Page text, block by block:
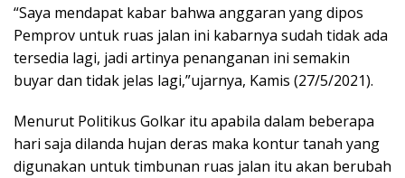
“Saya mendapat kabar bahwa anggaran yang dipos
Pemprov untuk ruas jalan ini kabarnya sudah tidak ada
tersedia lagi, jadi artinya penanganan ini semakin
buyar dan tidak jelas lagi,”ujarnya, Kamis (27/5/2021).
Menurut Politikus Golkar itu apabila dalam beberapa
hari saja dilanda hujan deras maka kontur tanah yang
digunakan untuk timbunan ruas jalan itu akan berubah